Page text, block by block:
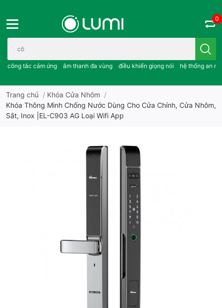
Bạn cần tìm gì..; công tắc cảm ứng..; âm thanh đa vùng ; điều
công tắc cảm ứng âm thanh đa vùng điều khiển giọng nói hệ thống an
0
Trang chủ / Khóa Cửa Nhôm /
Khóa Thông Minh Chống Nước Dùng Cho Cửa Chính, Cửa Nhôm,
Sắt, Inox |EL-C903 AG Loại Wifi App